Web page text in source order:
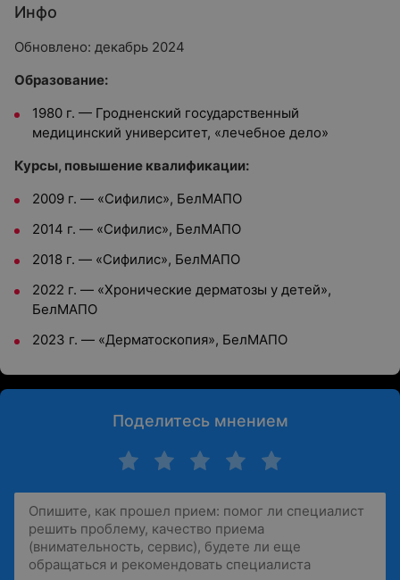
Инфо
Обновлено: декабрь 2024
Образование:
1980 г. — Гродненский государственный
медицинский университет, «лечебное дело»
Курсы, повышение квалификации:
2009 г. — «Сифилис», БелМАПО
2014 г. — «Сифилис», БелМАПО
2018 г. — «Сифилис», БелМАПО
2022 г. — «Хронические дерматозы у детей»,
БелМАПО
2023 г. — «Дерматоскопия», БелМАПО
Поделитесь мнением